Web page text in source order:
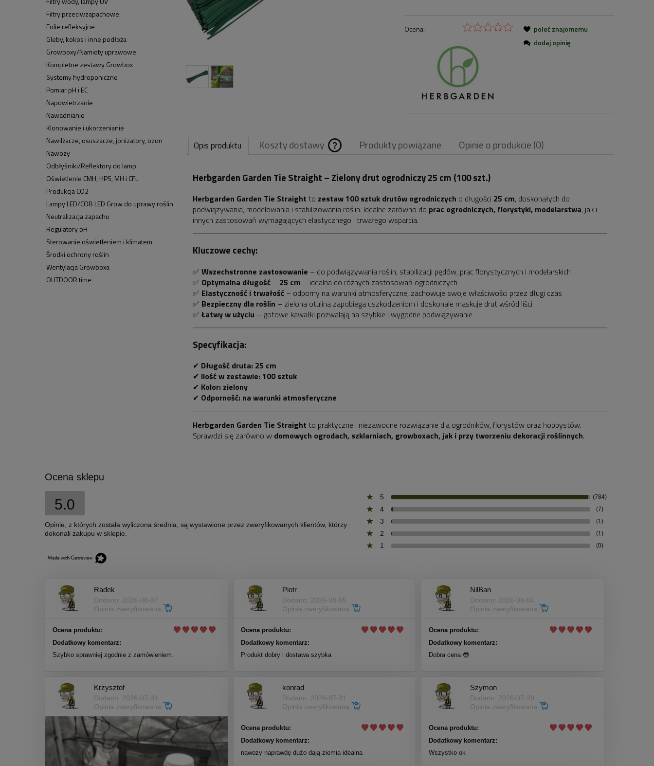
Filtry przeciwzapachowe
Folie refleksyjne
Gleby, kokos i inne podłoża
Growboxy/Namioty uprawowe
Kompletne zestawy Growbox
Systemy hydroponiczne
Pomiar pH i EC
Napowietrzanie
Nawadnianie
Klonowanie i ukorzenianie
Nawilżacze, osuszacze, jonizatory, ozon
Nawozy
Odbłyśniki/Reflektory do lamp
Oświetlenie CMH, HPS, MH i CFL
Produkcja CO2
Lampy LED/COB LED Grow do uprawy roślin
Neutralizacja zapachu
Regulatory pH
Sterowanie oświetleniem i klimatem
Środki ochrony roślin
Wentylacja Growboxa
OUTDOOR time
Ocena:
poleć znajomemu
dodaj opinię
Opis produktu Koszty dostawy
Cena nie zawiera
ewentualnych
kosztów płatności
Produkty powiązane Opinie o produkcie (0)
Herbgarden Garden Tie Straight – Zielony drut ogrodniczy 25 cm (100 szt.)
Herbgarden Garden Tie Straight to zestaw 100 sztuk drutów ogrodniczych o długości 25 cm, doskonałych do
podwiązywania, modelowania i stabilizowania roślin. Idealne zarówno do prac ogrodniczych, florystyki, modelarstwa, jak i
innych zastosowań wymagających elastycznego i trwałego wsparcia.
Kluczowe cechy:
✅ Wszechstronne zastosowanie – do podwiązywania roślin, stabilizacji pędów, prac florystycznych i modelarskich
✅ Optymalna długość – 25 cm – idealna do różnych zastosowań ogrodniczych
✅ Elastyczność i trwałość – odporny na warunki atmosferyczne, zachowuje swoje właściwości przez długi czas
✅ Bezpieczny dla roślin – zielona otulina zapobiega uszkodzeniom i doskonale maskuje drut wśród liści
✅ Łatwy w użyciu – gotowe kawałki pozwalają na szybkie i wygodne podwiązywanie
Specyfikacja:
✔ Długość druta: 25 cm
✔ Ilość w zestawie: 100 sztuk
✔ Kolor: zielony
✔ Odporność: na warunki atmosferyczne
Herbgarden Garden Tie Straight to praktyczne i niezawodne rozwiązanie dla ogrodników, florystów oraz hobbystów.
Sprawdzi się zarówno w domowych ogrodach, szklarniach, growboxach, jak i przy tworzeniu dekoracji roślinnych.
Ocena sklepu
5.0
Opinie, z których została wyliczona średnia, są wystawione przez zweryfikowanych klientów, którzy
dokonali zakupu w sklepie.
5 (784)
4 (7)
3 (1)
2 (1)
1 (0)
Radek
Dodano: 2026-08-07
Opinia zweryfikowana
Ocena produktu:
Dodatkowy komentarz:
Szybko sprawniej zgodnie z zamówieniem.
Piotr
Dodano: 2026-08-05
Opinia zweryfikowana
Ocena produktu:
Dodatkowy komentarz:
Produkt dobry i dostawa szybka
NilBan
Dodano: 2026-08-04
Opinia zweryfikowana
Ocena produktu:
Dodatkowy komentarz:
Dobra cena 😎
Krzysztof
Dodano: 2026-07-31
Opinia zweryfikowana
konrad
Dodano: 2026-07-31
Opinia zweryfikowana
Ocena produktu:
Dodatkowy komentarz:
nawozy naprawdę dużo dają ziemia idealna
Szymon
Dodano: 2026-07-29
Opinia zweryfikowana
Ocena produktu:
Dodatkowy komentarz:
Wszystko ok